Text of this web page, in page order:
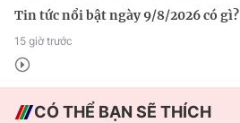
Tin tức nổi bật ngày 9/8/2026 có gì?
15 giờ trước
CÓ THỂ BẠN SẼ THÍCH